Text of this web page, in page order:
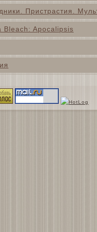
Пристрастия.
Bleach: Apocalipsis